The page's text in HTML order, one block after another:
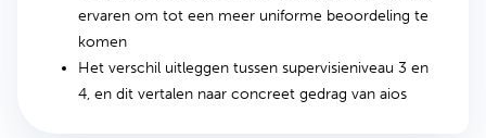
ervaren om tot een meer uniforme beoordeling te
komen
Het verschil uitleggen tussen supervisieniveau 3 en
4, en dit vertalen naar concreet gedrag van aios